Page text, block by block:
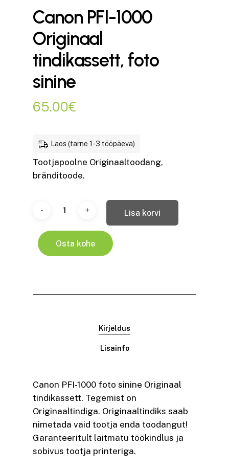
Canon PFI-1000
Originaal
tindikassett, foto
sinine
65.00€
Laos (tarne 1-3 tööpäeva)
Tootjapoolne Originaaltoodang,
bränditoode.
Lisa korvi
Osta kohe
Kirjeldus
Lisainfo
Canon PFI-1000 foto sinine Originaal
tindikassett. Tegemist on
Originaaltindiga. Originaaltindiks saab
nimetada vaid tootja enda toodangut!
Garanteeritult laitmatu töökindlus ja
sobivus tootja printeriga.